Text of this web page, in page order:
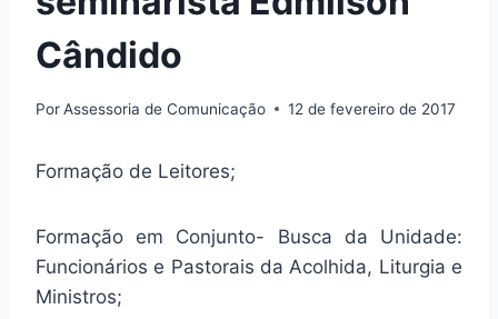
Cândido
PorAssessoria de Comunicação 12 de fevereiro de 2017
Formação de Leitores;
Formação em Conjunto- Busca da Unidade:
Funcionários e Pastorais da Acolhida, Liturgia e
Ministros;